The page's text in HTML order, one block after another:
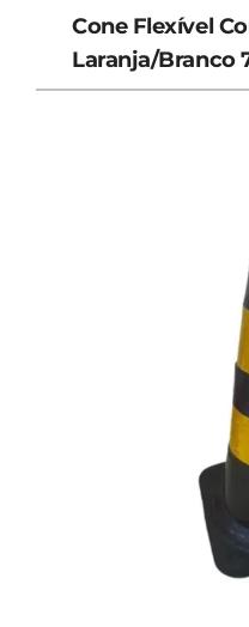
Cone Flexível
Laranja/Branco